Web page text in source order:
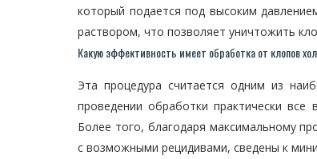
который подается под высоким
раствором, что позволяет уничтожить
Какую эффективность имеет обработка от клопов
Эта процедура считается одним из
проведении обработки практически
Более того, благодаря максимальному
с возможными рецидивами, сведены к